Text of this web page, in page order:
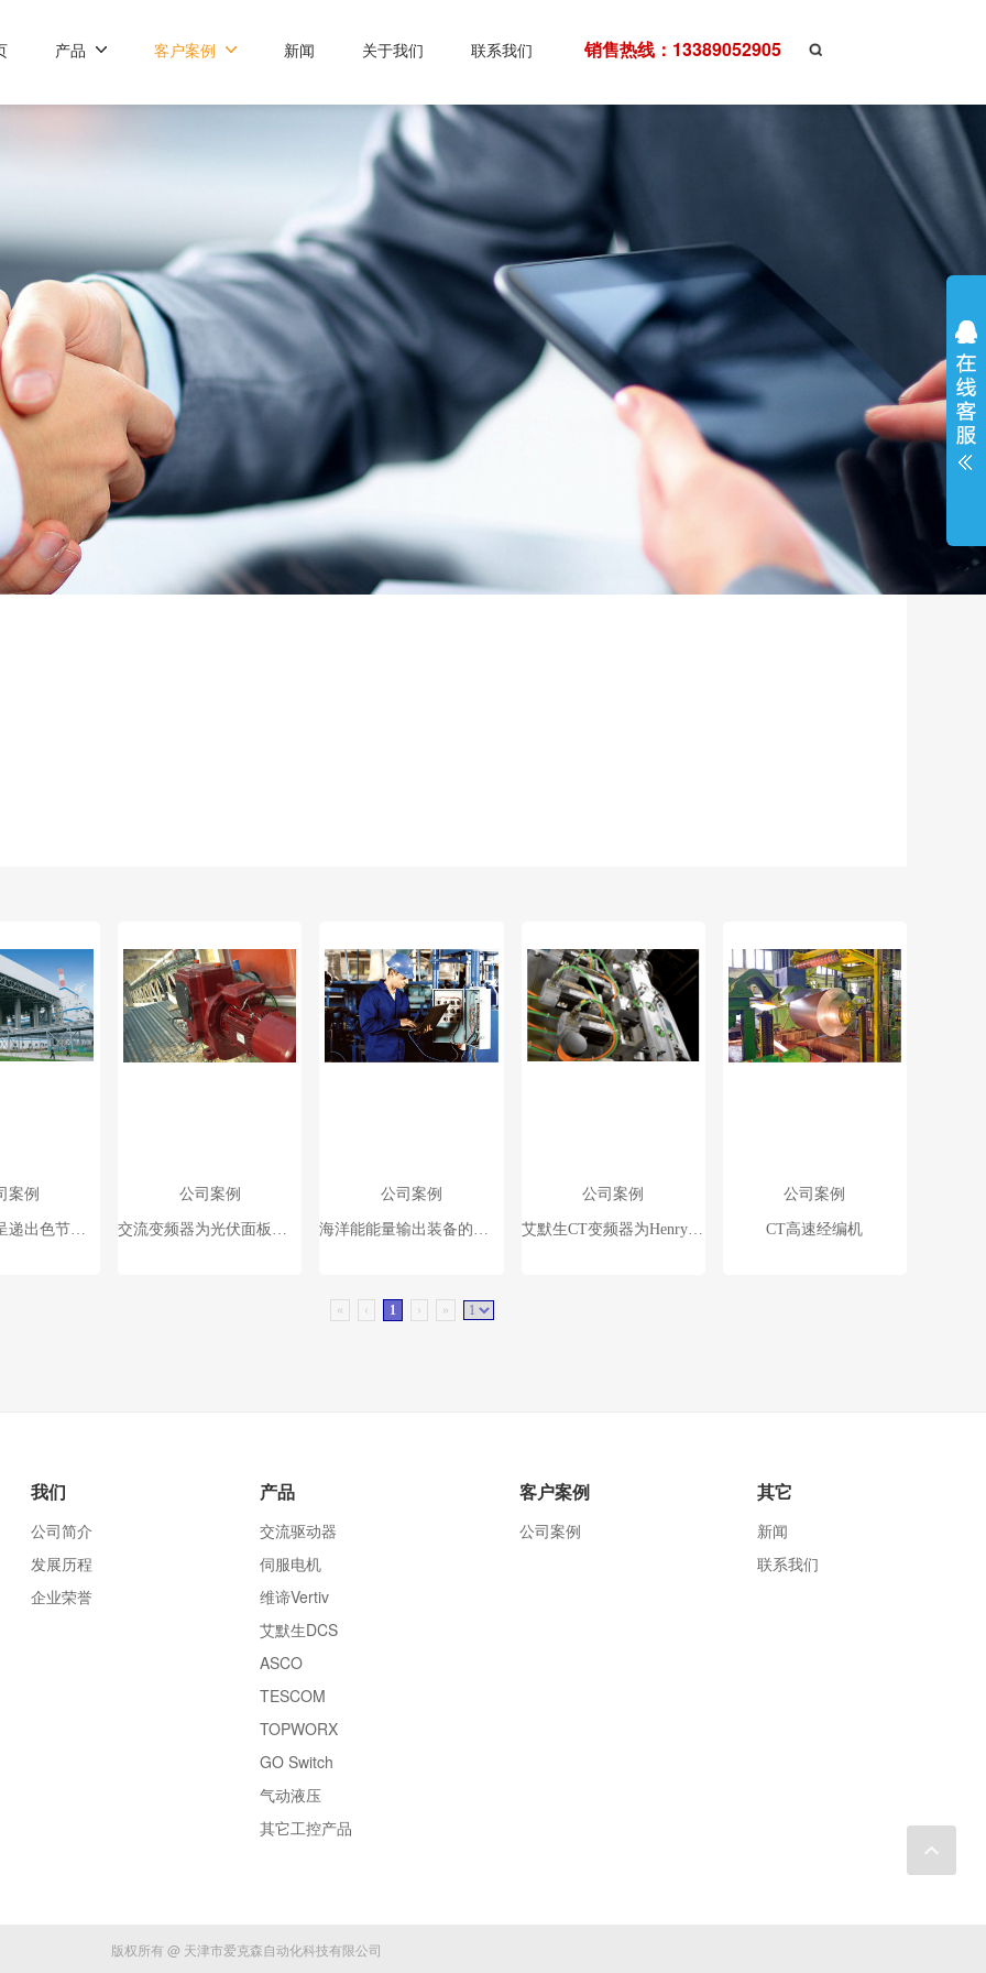
销售热线：13389052905
产品 客户案例 新闻 关于我们 联系我们
案例
调速变频器呈递出色节能效果
公司案例
交流变频器为光伏面板玻璃生产提供平滑、精准的控制
公司案例
海洋能能量输出装备的研究和测试
公司案例
艾默生CT变频器为Henry Denny提供了削减制冷能耗的解决方案
公司案例
CT高速经编机
« ‹ 1 › »
我们
公司简介
发展历程
企业荣誉
产品
交流驱动器
伺服电机
维谛Vertiv
艾默生DCS
ASCO
TESCOM
TOPWORX
GO Switch
气动液压
其它工控产品
客户案例
公司案例
其它
新闻
联系我们
版权所有 @ 天津市爱克森自动化科技有限公司